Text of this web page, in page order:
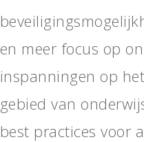
en meer focus op
inspanningen op het
gebied van
best practices voor